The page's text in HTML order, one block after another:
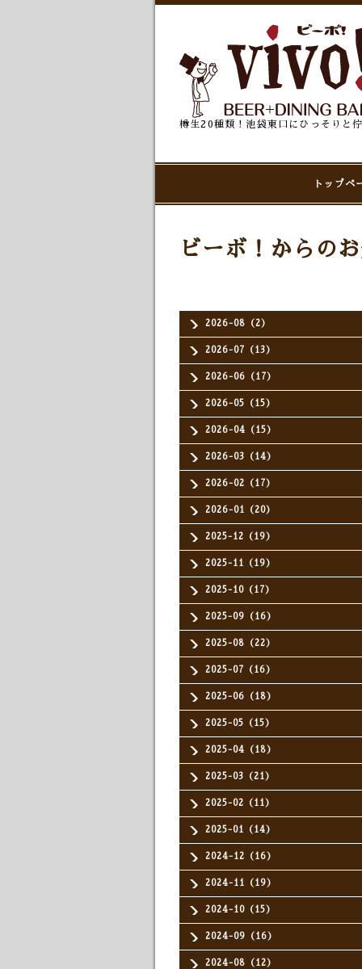
樽生20種類！池袋東口にひっそりと
トップペ
2026-08（2）
2026-07（13）
2026-06（17）
2026-05（15）
2026-04（15）
2026-03（14）
2026-02（17）
2026-01（20）
2025-12（19）
2025-11（19）
2025-10（17）
2025-09（16）
2025-08（22）
2025-07（16）
2025-06（18）
2025-05（15）
2025-04（18）
2025-03（21）
2025-02（11）
2025-01（14）
2024-12（16）
2024-11（19）
2024-10（15）
2024-09（16）
2024-08（12）
ビーボ！からの